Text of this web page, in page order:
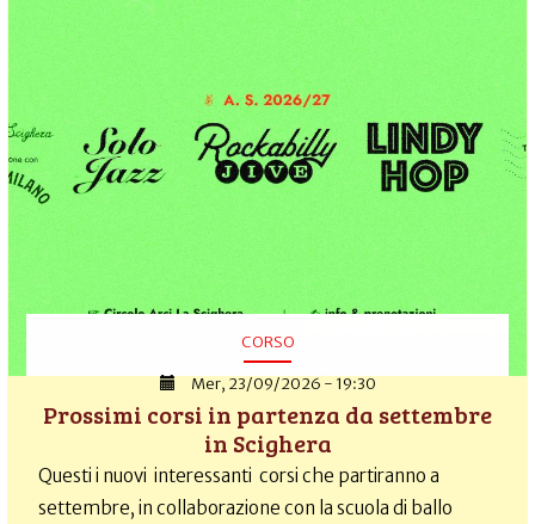
CORSO
Mer, 23/09/2026 - 19:30
Prossimi corsi in partenza da settembre
in Scighera
Questi i nuovi interessanti corsi che partiranno a
settembre, in collaborazione con la scuola di ballo